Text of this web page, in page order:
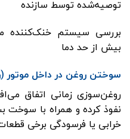
توصیه‌شده توسط سازنده
بررسی سیستم خنک‌کننده
بیش از حد دما
سوختن روغن در داخل موتور
روغن‌سوزی زمانی اتفاق
نفوذ کرده و همراه با سوخت
خرابی یا فرسودگی برخی